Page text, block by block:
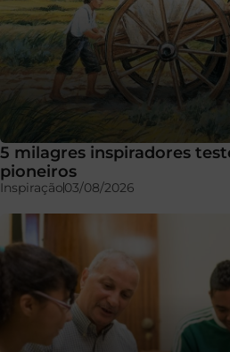
5 milagres inspiradores
pioneiros
Inspiração03/08/2026